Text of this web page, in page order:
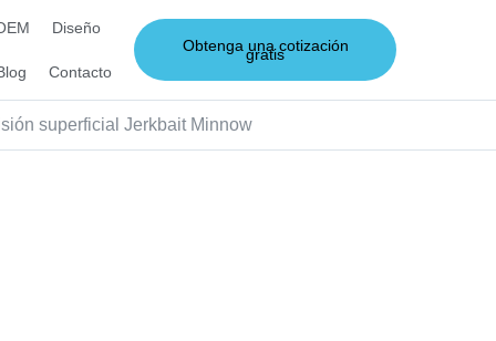
Diseño
Contacto
Obtenga una cotización
gratis
superficial Jerkbait Minnow